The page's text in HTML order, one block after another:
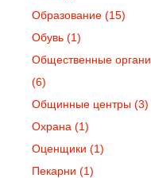
Образование (15)
Обувь (1)
Общественные
(6)
Общинные центры (3)
Охрана (1)
Оценщики (1)
Пекарни (1)